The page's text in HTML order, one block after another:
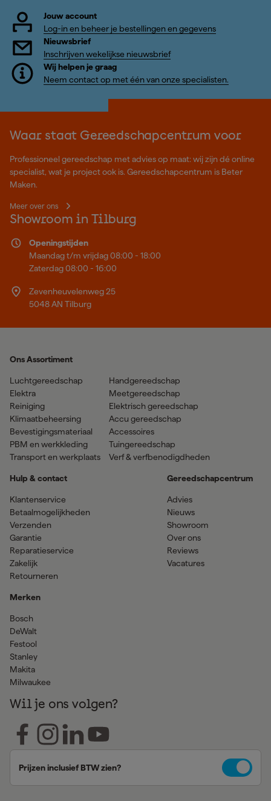
Jouw account
Log-in en beheer je bestellingen en gegevens
Nieuwsbrief
Inschrijven wekelijkse nieuwsbrief
Wij helpen je graag
Neem contact op met één van onze specialisten.
Waar staat Gereedschapcentrum voor
Professioneel gereedschap met advies op maat: wij zijn dé online
specialist, wat je project ook is. Gereedschapcentrum is Beter
Maken.
Meer over ons
Showroom in Tilburg
Openingstijden
Maandag t/m vrijdag 08:00 - 18:00
Zaterdag 08:00 - 16:00
Zevenheuvelenweg 25
5048 AN Tilburg
Ons Assortiment
Luchtgereedschap
Elektra
Reiniging
Klimaatbeheersing
Bevestigingsmateriaal
PBM en werkkleding
Transport en werkplaats
Handgereedschap
Meetgereedschap
Elektrisch gereedschap
Accu gereedschap
Accessoires
Tuingereedschap
Verf & verfbenodigdheden
Hulp & contact
Klantenservice
Betaalmogelijkheden
Verzenden
Garantie
Reparatieservice
Zakelijk
Retourneren
Merken
Bosch
DeWalt
Festool
Stanley
Makita
Milwaukee
Gereedschapcentrum
Advies
Nieuws
Showroom
Over ons
Reviews
Vacatures
Wil je ons volgen?
Prijzen inclusief BTW zien?